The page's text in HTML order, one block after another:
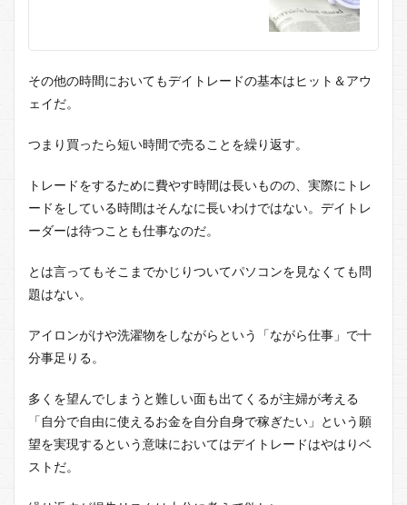
その他の時間においてもデイトレードの基本はヒット＆アウ
ェイだ。
つまり買ったら短い時間で売ることを繰り返す。
トレードをするために費やす時間は長いものの、実際にトレ
ードをしている時間はそんなに長いわけではない。デイトレ
ーダーは待つことも仕事なのだ。
とは言ってもそこまでかじりついてパソコンを見なくても問
題はない。
アイロンがけや洗濯物をしながらという「ながら仕事」で十
分事足りる。
多くを望んでしまうと難しい面も出てくるが主婦が考える
「自分で自由に使えるお金を自分自身で稼ぎたい」という願
望を実現するという意味においてはデイトレードはやはりベ
ストだ。